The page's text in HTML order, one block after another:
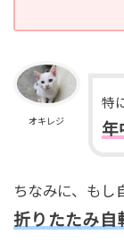
オキレジ
特
年
ちなみに、もし
折りたたみ自